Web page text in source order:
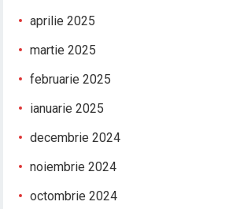
aprilie 2025
martie 2025
februarie 2025
ianuarie 2025
decembrie 2024
noiembrie 2024
octombrie 2024